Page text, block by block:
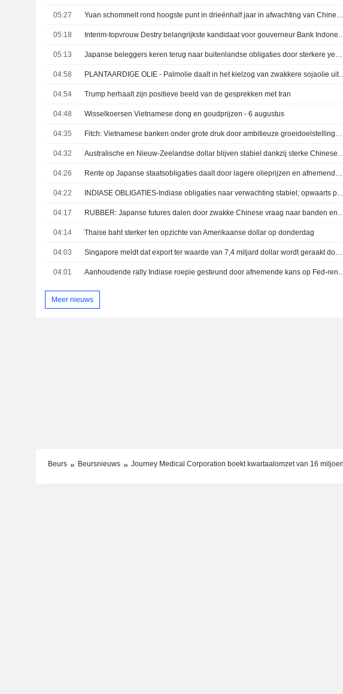
05:27 Yuan schommelt rond hoogste punt in drieënhalf jaar in afwachting van Chinese handelscijfers
05:18 Interim-topvrouw Destry belangrijkste
05:13 Japanse beleggers keren terug naar buitenlandse obligaties door sterkere yen en hogere rendementen
04:58 PLANTAARDIGE OLIE - Palmolie daalt in het
04:54 Trump herhaalt zijn positieve beeld van de gesprekken met Iran
04:48 Wisselkoersen Vietnamese dong en goudprijzen - 6 augustus
04:35 Fitch: Vietnamese banken onder grote druk door ambitieuze groeidoelstellingen overheid
04:32 Australische en Nieuw-Zeelandse dollar blijven stabiel
04:26 Rente op Japanse staatsobligaties daalt door lagere olieprijzen en afnemende inflatievrees
04:22 INDIASE OBLIGATIES-Indiase obligaties naar verwachting stabiel; opwaarts potentieel na 'dovish' beleid van centrale bank
04:17 RUBBER: Japanse futures dalen door zwakke Chinese
04:14 Thaise baht sterker ten opzichte van Amerikaanse dollar op donderdag
04:03 Singapore meldt dat export ter waarde van 7,4 miljard dollar wordt geraakt door nieuwe Amerikaanse heffingen
04:01 Aanhoudende rally Indiase roepie gesteund door
Meer nieuws
Beurs Beursnieuws Journey Medical Corporation boekt kwartaalomzet van 16